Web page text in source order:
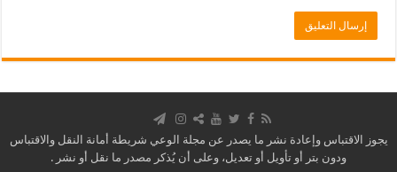
يجوز الاقتباس وإعادة نشر ما يصدر عن مجلة الوعي شريطة أمانة النقل والاقتباس
ودون بتر أو تأويل أو تعديل، وعلى أن يُذكر مصدر ما نقل أو نشر .